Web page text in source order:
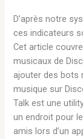
D’après notre
ces indicateurs
Cet article
musicaux de
ajouter des bots
musique sur
Talk est une
un endroit pour
amis lors d’un